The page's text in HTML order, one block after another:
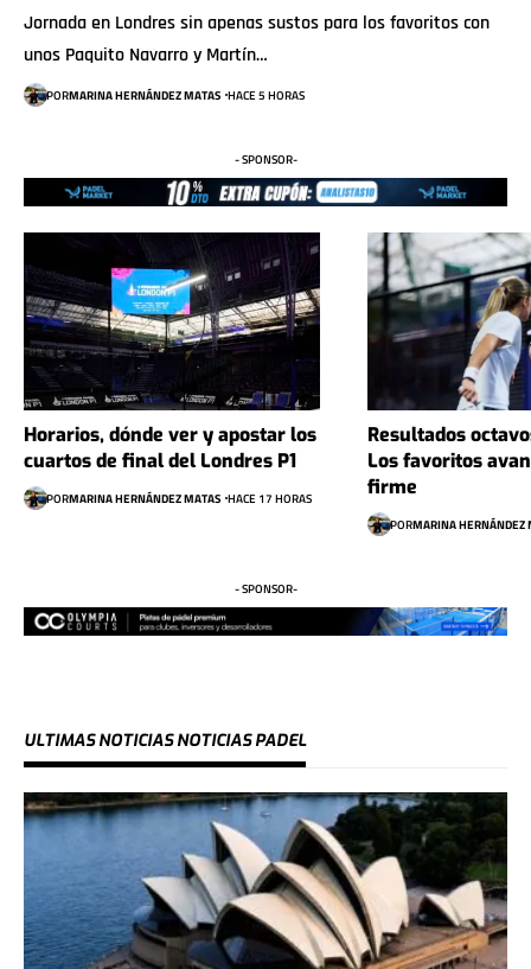
Jornada en Londres sin apenas sustos para los favoritos con
unos Paquito Navarro y Martín…
PORMARINA HERNÁNDEZ MATAS HACE 5 HORAS
- SPONSOR-
Horarios, dónde ver y apostar los
cuartos de final del Londres P1
PORMARINA HERNÁNDEZ MATAS HACE 17 HORAS
Resultados
Los favoritos
firme
PORMARINA HERNÁNDEZ
- SPONSOR-
ULTIMAS NOTICIAS NOTICIAS PADEL